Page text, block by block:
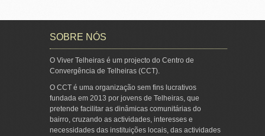
SOBRE NÓS
O Viver Telheiras é um projecto do Centro de
Convergência de Telheiras (CCT).
O CCT é uma organização sem fins lucrativos
fundada em 2013 por jovens de Telheiras, que
pretende facilitar as dinâmicas comunitárias do
bairro, cruzando as actividades, interesses e
necessidades das instituições locais, das actividades